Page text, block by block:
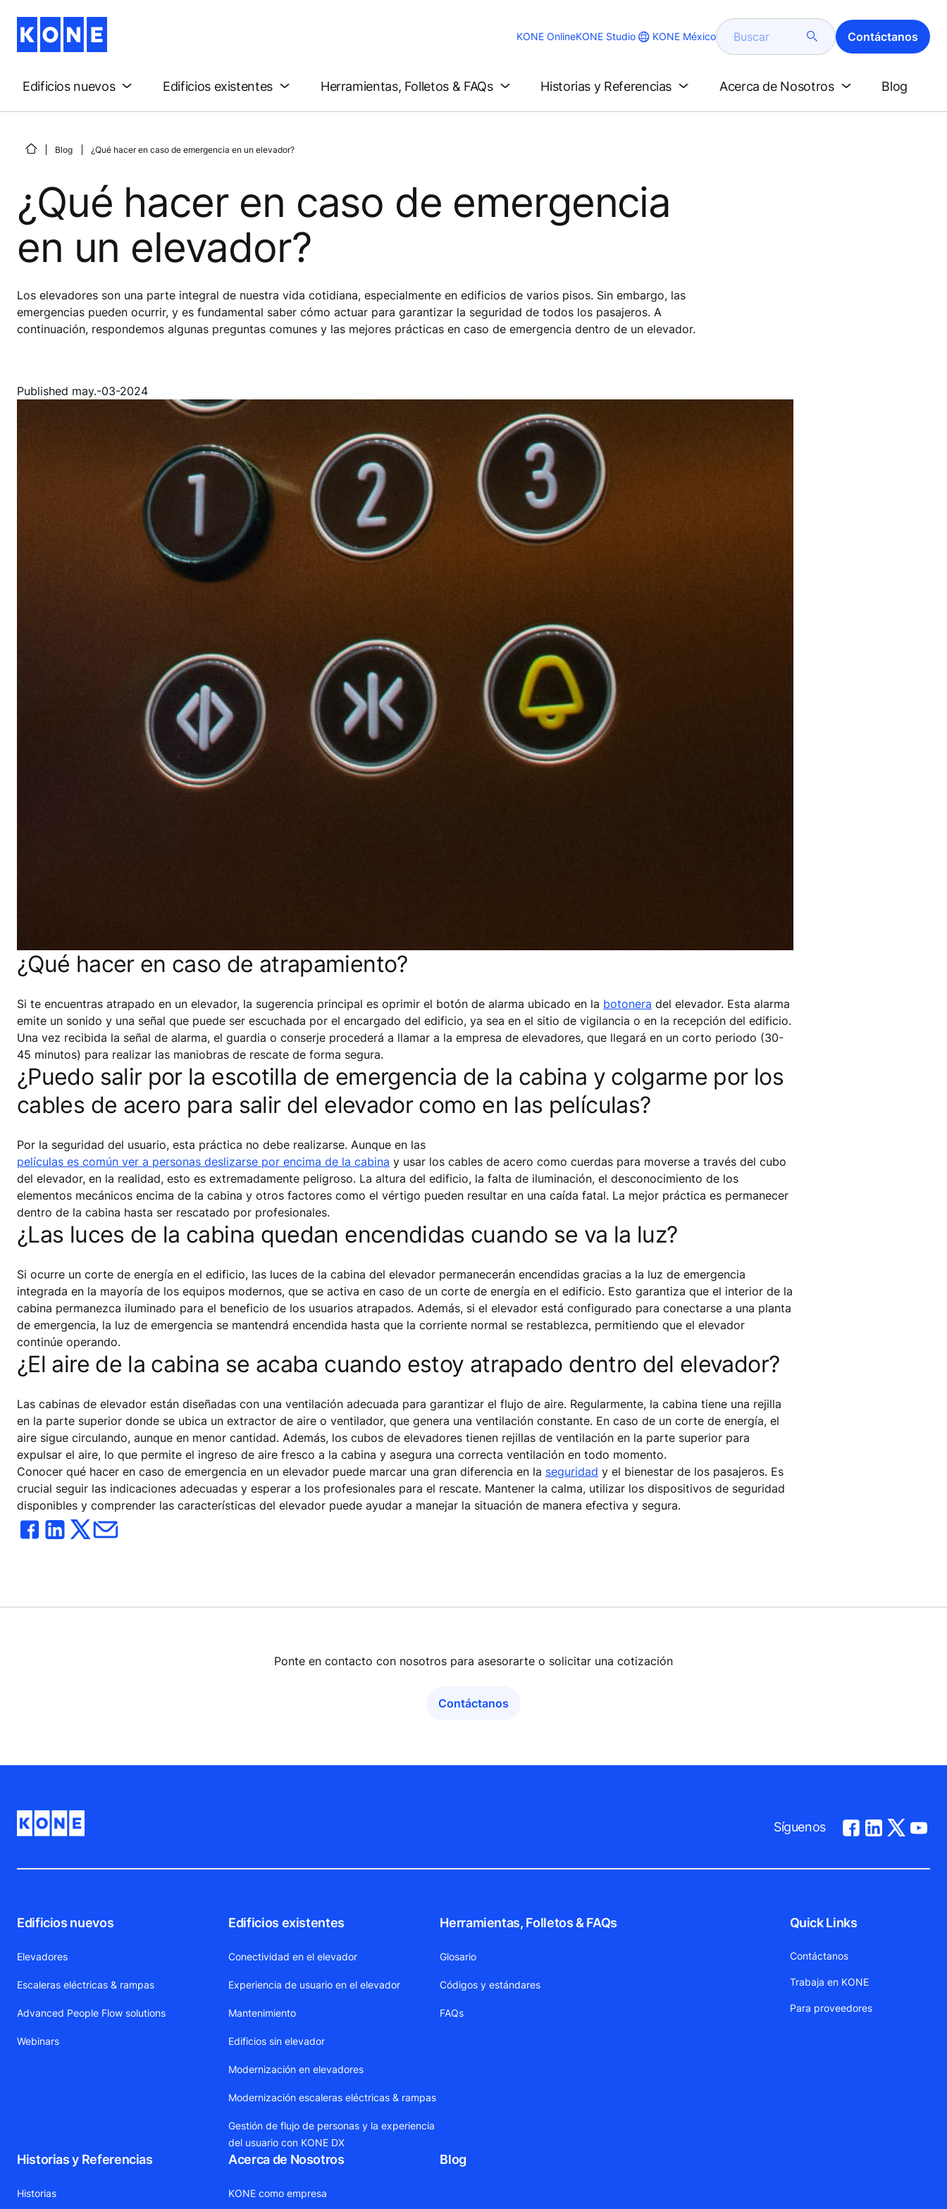
KONE OnlineKONE Studio KONE México Buscar Contáctanos
Edificios nuevos Edificios existentes Herramientas, Folletos & FAQs Historias y Referencias Acerca de Nosotros Blog
Blog ¿Qué hacer en caso de emergencia en un elevador?
¿Qué hacer en caso de emergencia
en un elevador?
Los elevadores son una parte integral de nuestra vida cotidiana, especialmente en edificios de varios pisos. Sin embargo, las
emergencias pueden ocurrir, y es fundamental saber cómo actuar para garantizar la seguridad de todos los pasajeros. A
continuación, respondemos algunas preguntas comunes y las mejores prácticas en caso de emergencia dentro de un elevador.
Published may.-03-2024
¿Qué hacer en caso de atrapamiento?
Si te encuentras atrapado en un elevador, la sugerencia principal es oprimir el botón de alarma ubicado en la botonera del elevador. Esta alarma
emite un sonido y una señal que puede ser escuchada por el encargado del edificio, ya sea en el sitio de vigilancia o en la recepción del edificio.
Una vez recibida la señal de alarma, el guardia o conserje procederá a llamar a la empresa de elevadores, que llegará en un corto periodo (30-
45 minutos) para realizar las maniobras de rescate de forma segura.
¿Puedo salir por la escotilla de emergencia de la cabina y colgarme por los
cables de acero para salir del elevador como en las películas?
Por la seguridad del usuario, esta práctica no debe realizarse. Aunque en las
películas es común ver a personas deslizarse por encima de la cabina y usar los cables de acero como cuerdas para moverse a través del cubo
del elevador, en la realidad, esto es extremadamente peligroso. La altura del edificio, la falta de iluminación, el desconocimiento de los
elementos mecánicos encima de la cabina y otros factores como el vértigo pueden resultar en una caída fatal. La mejor práctica es permanecer
dentro de la cabina hasta ser rescatado por profesionales.
¿Las luces de la cabina quedan encendidas cuando se va la luz?
Si ocurre un corte de energía en el edificio, las luces de la cabina del elevador permanecerán encendidas gracias a la luz de emergencia
integrada en la mayoría de los equipos modernos, que se activa en caso de un corte de energía en el edificio. Esto garantiza que el interior de la
cabina permanezca iluminado para el beneficio de los usuarios atrapados. Además, si el elevador está configurado para conectarse a una planta
de emergencia, la luz de emergencia se mantendrá encendida hasta que la corriente normal se restablezca, permitiendo que el elevador
continúe operando.
¿El aire de la cabina se acaba cuando estoy atrapado dentro del elevador?
Las cabinas de elevador están diseñadas con una ventilación adecuada para garantizar el flujo de aire. Regularmente, la cabina tiene una rejilla
en la parte superior donde se ubica un extractor de aire o ventilador, que genera una ventilación constante. En caso de un corte de energía, el
aire sigue circulando, aunque en menor cantidad. Además, los cubos de elevadores tienen rejillas de ventilación en la parte superior para
expulsar el aire, lo que permite el ingreso de aire fresco a la cabina y asegura una correcta ventilación en todo momento.
Conocer qué hacer en caso de emergencia en un elevador puede marcar una gran diferencia en la seguridad y el bienestar de los pasajeros. Es
crucial seguir las indicaciones adecuadas y esperar a los profesionales para el rescate. Mantener la calma, utilizar los dispositivos de seguridad
disponibles y comprender las características del elevador puede ayudar a manejar la situación de manera efectiva y segura.
Ponte en contacto con nosotros para asesorarte o solicitar una cotización
Contáctanos
Síguenos
Edificios nuevos
Elevadores
Escaleras eléctricas & rampas
Advanced People Flow solutions
Webinars
Edificios existentes
Conectividad en el elevador
Experiencia de usuario en el elevador
Mantenimiento
Edificios sin elevador
Modernización en elevadores
Modernización escaleras eléctricas & rampas
Gestión de flujo de personas y la experiencia
del usuario con KONE DX
Herramientas, Folletos & FAQs
Glosario
Códigos y estándares
FAQs
Historias y Referencias
Historias
Acerca de Nosotros
KONE como empresa
Blog
Quick Links
Contáctanos
Trabaja en KONE
Para proveedores